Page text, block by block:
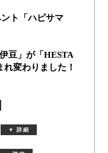
ト「ハピサマ
豆」が「HESTA
変わりました！